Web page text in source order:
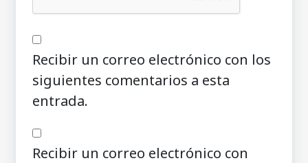
Recibir un correo electrónico con los
siguientes comentarios a esta
entrada.
Recibir un correo electrónico con